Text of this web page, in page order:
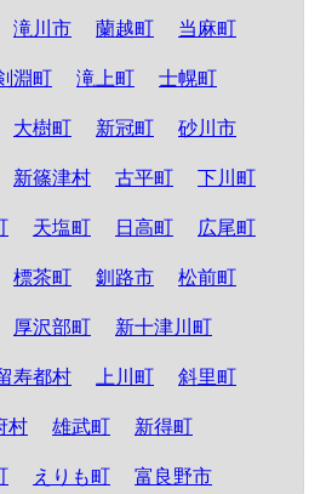
滝川市 蘭越町 当麻町
淵町 滝上町 士幌町
大樹町 新冠町 砂川市
新篠津村 古平町 下川町
天塩町 日高町 広尾町
標茶町 釧路市 松前町
厚沢部町 新十津川町
寿都村 上川町 斜里町
村 雄武町 新得町
えりも町 富良野市